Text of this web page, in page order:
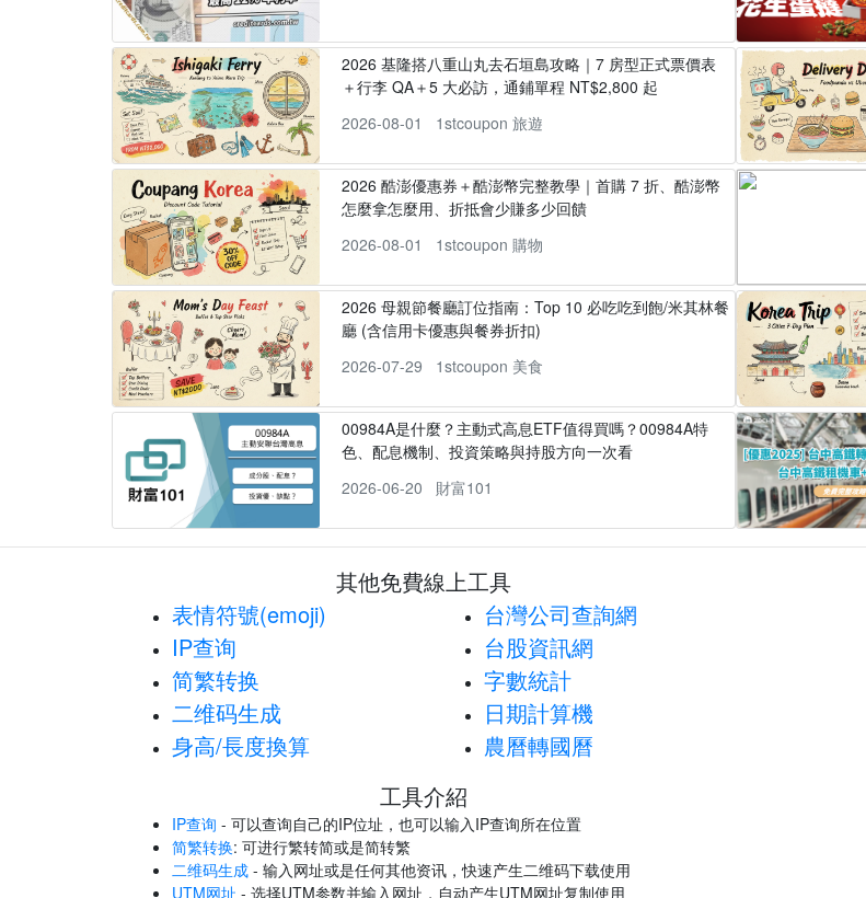
2026 基隆搭八重山丸去石垣島攻略｜7 房型正式票價表
＋行李 QA＋5 大必訪，通鋪單程 NT$2,800 起
2026-08-01
1stcoupon 旅遊
2026 酷澎優惠券＋酷澎幣完整教學｜首購 7 折、酷澎幣
怎麼拿怎麼用、折抵會少賺多少回饋
2026-08-01
1stcoupon 購物
2026 母親節餐廳訂位指南：Top 10 必吃吃到飽/米其林餐
廳 (含信用卡優惠與餐券折扣)
2026-07-29
1stcoupon 美食
00984A是什麼？主動式高息ETF值得買嗎？00984A特
色、配息機制、投資策略與持股方向一次看
2026-06-20
財富101
其他免費線上工具
表情符號(emoji)
IP查询
简繁转换
二维码生成
身高/長度換算
台灣公司查詢網
台股資訊網
字數統計
日期計算機
農曆轉國曆
工具介紹
IP查询 - 可以查询自己的IP位址，也可以输入IP查询所在位置
简繁转换: 可进行繁转简或是简转繁
二维码生成 - 输入网址或是任何其他资讯，快速产生二维码下载使用
UTM网址 - 选择UTM参数并输入网址，自动产生UTM网址复制使用